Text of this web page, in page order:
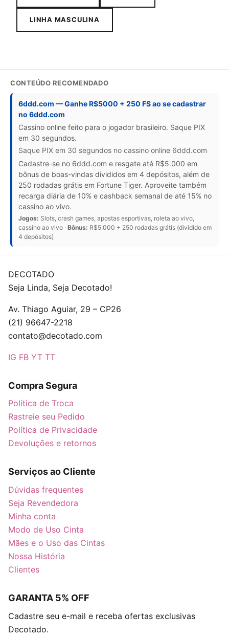
LINHA MASCULINA
CONTEÚDO RECOMENDADO
6ddd.com — Ganhe R$5000 + 250 FS ao se cadastrar
no 6ddd.com
Cassino online feito para o jogador brasileiro. Saque PIX
em 30 segundos.
Saque PIX em 30 segundos no cassino online 6ddd.com
Cadastre-se no 6ddd.com e resgate até R$5.000 em
bônus de boas-vindas divididos em 4 depósitos, além de
250 rodadas grátis em Fortune Tiger. Aproveite também
recarga diária de 10% e cashback semanal de até 15% no
cassino ao vivo.
Jogos: Slots, crash games, apostas esportivas, roleta ao vivo,
cassino ao vivo · Bônus: R$5.000 + 250 rodadas grátis (dividido em
4 depósitos)
DECOTADO
Seja Linda, Seja Decotado!
Av. Thiago Aguiar, 29 – CP26
(21) 96647-2218
contato@decotado.com
IG FB YT TT
Compra Segura
Política de Troca
Rastreie seu Pedido
Política de Privacidade
Devoluções e retornos
Serviços ao Cliente
Dúvidas frequentes
Seja Revendedora
Minha conta
Modo de Uso Cinta
Mães e o Uso das Cintas
Nossa História
Clientes
GARANTA 5% OFF
Cadastre seu e-mail e receba ofertas exclusivas
Decotado.